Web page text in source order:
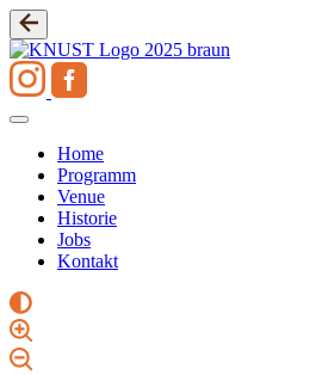
Zum
Inhalt
springen
Home
Programm
Venue
Historie
Jobs
Kontakt